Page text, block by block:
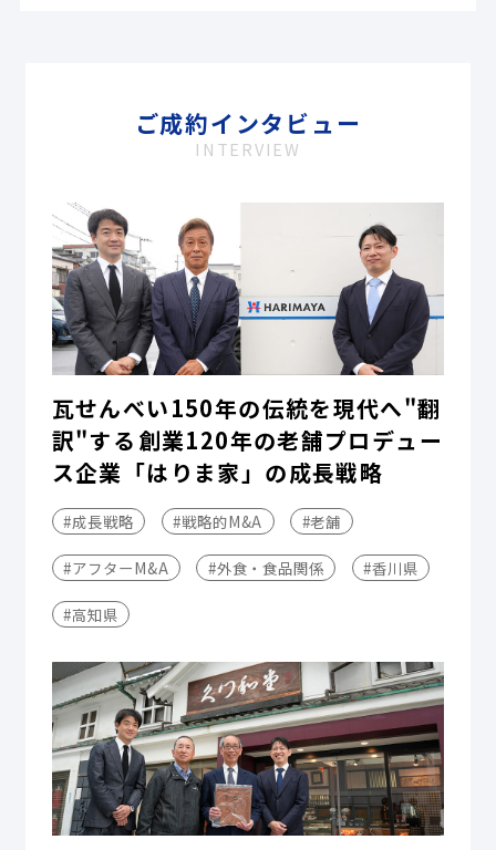
ご成約インタビュー
INTERVIEW
瓦せんべい150年の伝統を現代へ"翻
訳"する――創業120年の老舗プロデュー
ス企業「はりま家」の成長戦略
#成長戦略 #戦略的M&A #老舗
#アフターM&A #外食・食品関係 #香川県
#高知県